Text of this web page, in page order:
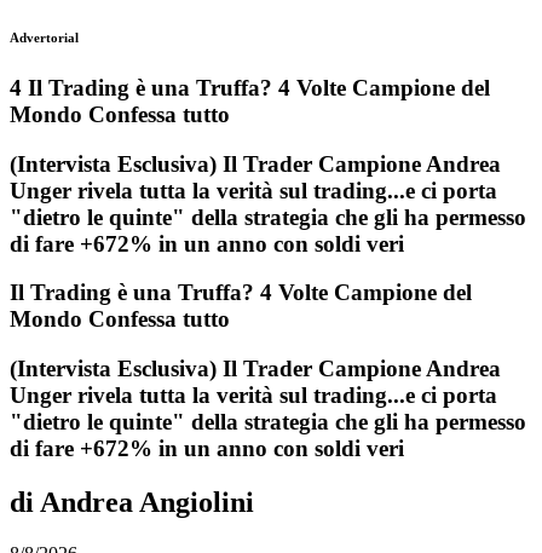
Advertorial
4 Il Trading è una Truffa? 4 Volte Campione del
Mondo Confessa tutto
(Intervista Esclusiva) Il Trader Campione Andrea
Unger rivela tutta la verità sul trading...e ci porta
"dietro le quinte" della strategia che gli ha permesso
di fare +672% in un anno con soldi veri
Il Trading è una Truffa? 4 Volte Campione del
Mondo Confessa tutto
(Intervista Esclusiva) Il Trader Campione Andrea
Unger rivela tutta la verità sul trading...e ci porta
"dietro le quinte" della strategia che gli ha permesso
di fare +672% in un anno con soldi veri
di Andrea Angiolini